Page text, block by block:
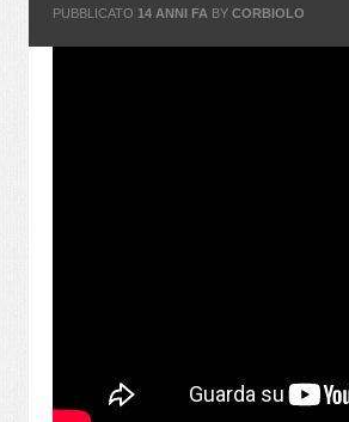
PUBBLICATO 14 ANNI FA BY CORBIOLO